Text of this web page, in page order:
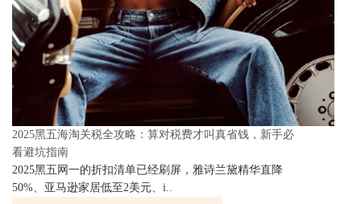
2025黑五海淘关税全攻略：算对税费才叫真省钱，新手必
看避坑指南
2025黑五网一的折扣清单已经刷屏，雅诗兰黛精华直降
50%、亚马逊家居低至2美元、i..